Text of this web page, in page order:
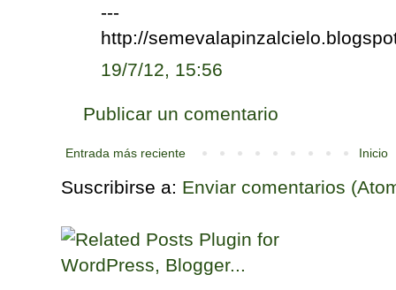
---
http://
19/7/12, 15:56
Publicar un comentario
Entrada más reciente Inicio
Suscribirse a: Enviar comentarios